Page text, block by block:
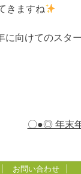
きますね
向けてのスタ
〇●◎ 年末
お問い合わせ